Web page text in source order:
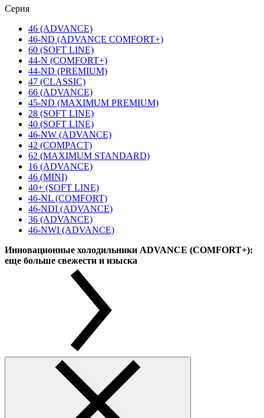
Серия
46 (ADVANCE)
46-ND (ADVANCE COMFORT+)
60 (SOFT LINE)
44-N (COMFORT+)
44-ND (PREMIUM)
47 (CLASSIC)
66 (ADVANCE)
45-ND (MAXIMUM PREMIUM)
28 (SOFT LINE)
40 (SOFT LINE)
46-NW (ADVANCE)
42 (COMPACT)
62 (MAXIMUM STANDARD)
16 (ADVANCE)
46 (MINI)
40+ (SOFT LINE)
46-NL (COMFORT)
46-NDI (ADVANCE)
36 (ADVANCE)
46-NWI (ADVANCE)
Инновационные холодильники ADVANCE (COMFORT+):
еще больше свежести и изыска